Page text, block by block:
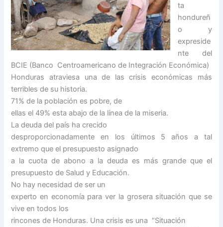
ta
hondureñ
o y
expreside
nte del
BCIE (Banco Centroamericano de Integración Económica)
Honduras atraviesa una de las crisis económicas más
terribles de su historia.
71% de la población es pobre, de
ellas el 49% esta abajo de la línea de la miseria.
La deuda del país ha crecido
desproporcionadamente en los últimos 5 años a tal
extremo que el presupuesto asignado
a la cuota de abono a la deuda es más grande que el
presupuesto de Salud y Educación.
No hay necesidad de ser un
experto en economía para ver la grosera situación que se
vive en todos los
rincones de Honduras. Una crisis es una “Situación